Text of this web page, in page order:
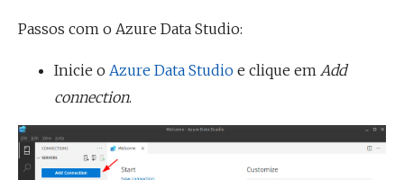
Passos com o Azure Data Studio:
Inicie o Azure Data Studio e clique em Add
connection.